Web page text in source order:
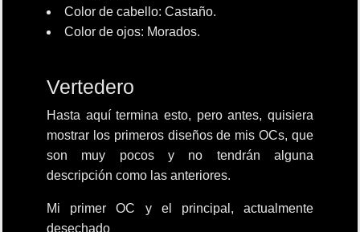
Color de cabello: Castaño.
Color de ojos: Morados.
Vertedero
Hasta aquí termina esto, pero antes, quisiera
mostrar los primeros diseños de mis OCs, que
son muy pocos y no tendrán alguna
descripción como las anteriores.
Mi primer OC y el principal, actualmente
desechado